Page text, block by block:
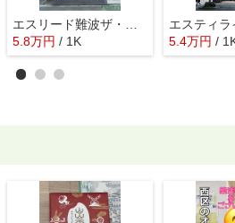
エスリード難波ザ・ゲート
5.8万円 / 1K
エスティ
5.4万円 /